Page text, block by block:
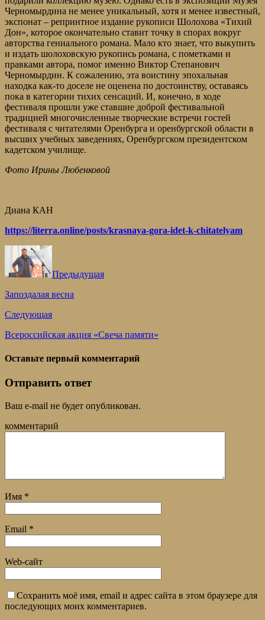
Черномырдина не менее уникальный, хотя и менее известный,
экспонат – репринтное издание рукописи Шолохова «Тихий
Дон», которое окончательно ставит точку в спорах вокруг
авторства гениального романа. Мало кто знает, что выкупить
и издать шолоховскую рукопись романа, с пометками и
правками автора, помог именно Виктор Степанович
Черномырдин. К сожалению, эта воистину эпохальная
находка как-то доселе не оценена по достоинству, оставаясь
пока в категории тихих сенсаций. И, конечно, в ходе
фестиваля прошли уже ставшие доброй фестивальной
традицией многочисленные творческие встречи гостей
фестиваля с читателями Оренбурга и оренбургской области в
высших учебных заведениях, Оренбургском президентском
кадетском училище.
Фото Ирины Любенковой
Диана КАН
https://literra.online/posts/krasnaya-gora-idet-k-chitatelyam
Предыдущая
Запоздалая весна
Следующая
Всероссийская акция «Свеча памяти»
Оставьте первый комментарий
Отправить ответ
Ваш e-mail не будет опубликован.
комментарий
Имя *
Email *
Web-сайт
Сохранить моё имя, email и адрес сайта в этом браузере для
последующих моих комментариев.